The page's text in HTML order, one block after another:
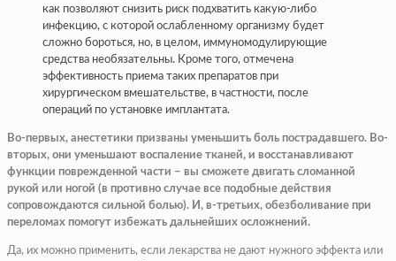
как позволяют снизить риск подхватить какую-либо
инфекцию, с которой ослабленному организму будет
сложно бороться, но, в целом, иммуномодулирующие
средства необязательны. Кроме того, отмечена
эффективность приема таких препаратов при
хирургическом вмешательстве, в частности, после
операций по установке имплантата.
Во-первых, анестетики призваны уменьшить боль пострадавшего. Во-
вторых, они уменьшают воспаление тканей, и восстанавливают
функции поврежденной части – вы сможете двигать сломанной
рукой или ногой (в противно случае все подобные действия
сопровождаются сильной болью). И, в-третьих, обезболивание при
переломах помогут избежать дальнейших осложнений.
Да, их можно применить, если лекарства не дают нужного эффекта или